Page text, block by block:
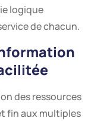
logique
de chacun.
des ressources
fin aux multiples